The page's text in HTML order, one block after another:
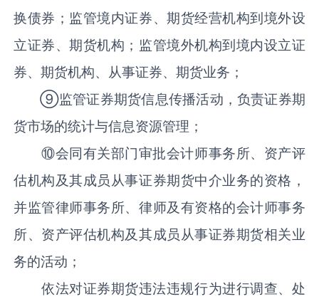
换债券；监管境内证券、期货经营机构到境外设
立证券、期货机构；监管境外机构到境内设立证
券、期货机构、从事证券、期货业务；
⑨监管证券期货信息传播活动，负责证券期
货市场的统计与信息资源管理；
⑩会同有关部门审批会计师事务所、资产评
估机构及其成员从事证券期货中介业务的资格，
并监管律师事务所、律师及有资格的会计师事务
所、资产评估机构及其成员从事证券期货相关业
务的活动；
依法对证券期货违法违规行为进行调查、处